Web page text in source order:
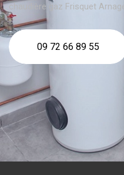
chaudière gaz Frisquet Arnage
09 72 66 89 55